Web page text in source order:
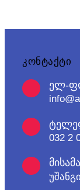
კონტაქტი
ელ-
032 2